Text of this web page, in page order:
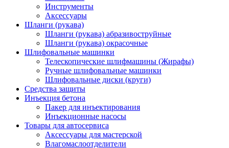
Инструменты
Аксессуары
Шланги (рукава)
Шланги (рукава) абразивоструйные
Шланги (рукава) окрасочные
Шлифовальные машинки
Телескопические шлифмашины (Жирафы)
Ручные шлифовальные машинки
Шлифовальные диски (круги)
Средства защиты
Инъекция бетона
Пакер для инъектирования
Инъекционные насосы
Товары для автосервиса
Аксессуары для мастерской
Влагомаслоотделители